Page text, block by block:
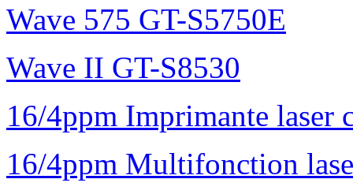
Wave 575 GT-S5750E
Wave II GT-S8530
16/4ppm Imprimante laser
16/4ppm Multifonction